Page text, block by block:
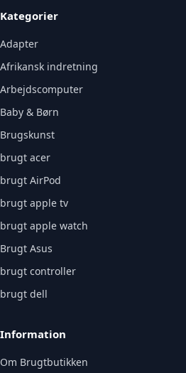
Kategorier
Adapter
Afrikansk indretning
Arbejdscomputer
Baby & Børn
Brugskunst
brugt acer
brugt AirPod
brugt apple tv
brugt apple watch
Brugt Asus
brugt controller
brugt dell
Information
Om Brugtbutikken